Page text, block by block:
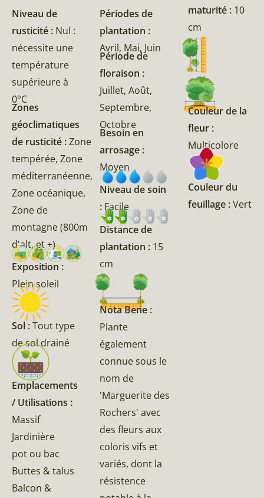
Niveau de
rusticité : Nul :
nécessite une
température
supérieure à
0°C
Zones
géoclimatiques
de rusticité :Zone
tempérée, Zone
méditerranéenne,
Zone océanique,
Zone de
montagne (800m
d'alt, et +)
Exposition :
Plein soleil
Sol :Tout type
de sol drainé
Emplacements
/ Utilisations :
Massif
Jardinière
pot ou bac
Buttes & talus
Balcon &
Périodes de
plantation :
Avril, Mai, Juin
Période de
floraison :
Juillet, Août,
Septembre,
Octobre
Besoin en
arrosage :
Moyen
Niveau de soin
: Facile
Distance de
plantation : 15
cm
Nota Bene :
Plante
également
connue sous le
nom de
'Marguerite des
Rochers' avec
des fleurs aux
coloris vifs et
variés, dont la
résistence
maturité : 10
cm
Couleur de la
fleur :
Multicolore
Couleur du
feuillage :Vert